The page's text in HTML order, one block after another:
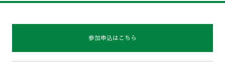
参加申込はこちら